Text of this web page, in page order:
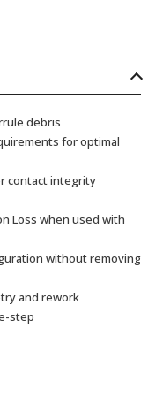
debris
for optimal
contact integrity
Loss when used with
without removing
and rework
step